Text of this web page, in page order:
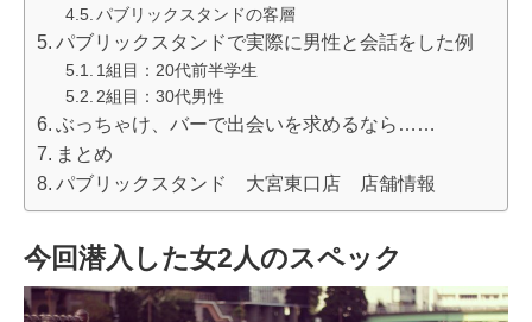
パブリックスタンドの客層
パブリックスタンドで実際に男性と会話をした例
1組目：20代前半学生
2組目：30代男性
ぶっちゃけ、バーで出会いを求めるなら……
まとめ
パブリックスタンド 大宮東口店 店舗情報
今回潜入した女2人のスペック